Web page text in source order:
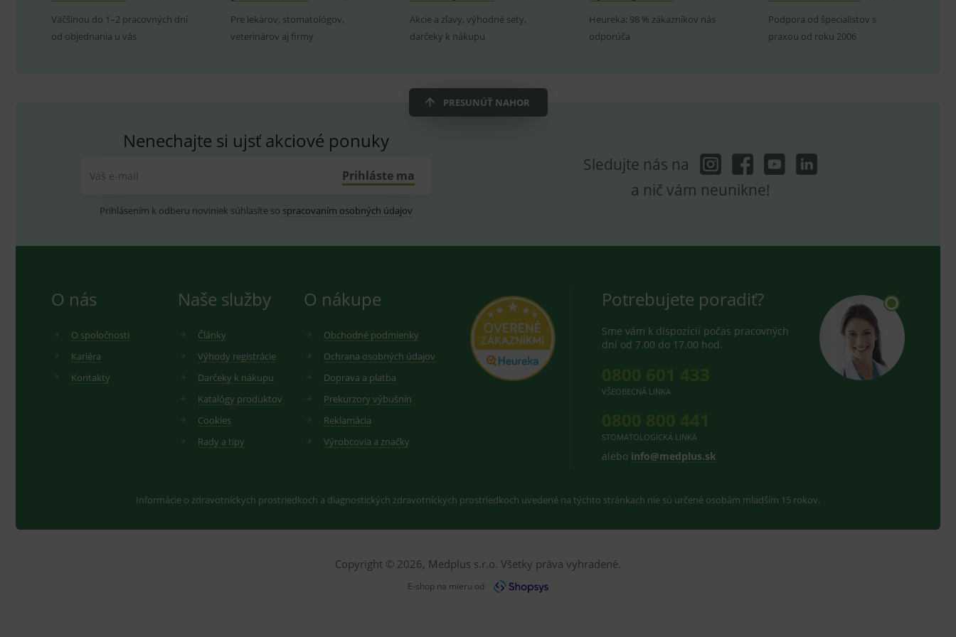
Väčšinou do 1–2 pracovných dní
od objednania u vás
Pre lekárov, stomatológov,
veterinárov aj firmy
Akcie a zľavy, výhodné sety,
darčeky k nákupu
Heureka: 98 % zákazníkov nás
odporúča
Podpora od špecialistov s
praxou od roku 2006
PRESUNÚŤ NAHOR
Nenechajte si ujsť akciové ponuky
Váš e-mail Prihláste ma
Prihlásením k odberu noviniek súhlasíte so spracovaním osobných údajov
Sledujte nás na
a nič vám neunikne!
O nás
O spoločnosti
Kariéra
Kontakty
Naše služby
Články
Výhody registrácie
Darčeky k nákupu
Katalógy produktov
Cookies
Rady a tipy
O nákupe
Obchodné podmienky
Ochrana osobných údajov
Doprava a platba
Prekurzory výbušnín
Reklamácia
Výrobcovia a značky
Potrebujete poradiť?
Sme vám k dispozícii počas pracovných
dní od 7.00 do 17.00 hod.
VŠEOBECNÁ LINKA
STOMATOLOGICKÁ LINKA
alebo info@medplus.sk
Informácie o zdravotníckych prostriedkoch a diagnostických zdravotníckych prostriedkoch uvedené na týchto stránkach nie sú určené osobám mladším 15 rokov.
Copyright © 2026, Medplus s.r.o. Všetky práva vyhradené.
E-shop na mieru od
.seznam.cz
Cookie od seznam.cz googlu. Slouží pro zobrazení vhodné reklamy.